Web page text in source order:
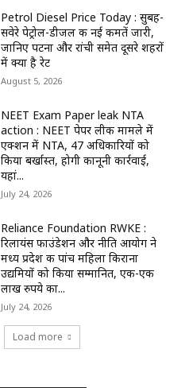
Petrol Diesel Price Today : सुबह-
सवेरे पेट्रोल-डीजल की नई कीमतें जारी,
जानिए पटना और रांची समेत दूसरे शहरों
में क्या है रेट
August 5, 2026
NEET Exam Paper leak NTA
action : NEET पेपर लीक मामले में
एक्शन में NTA, 47 अधिकारियों को
किया बर्खास्त, होगी कानूनी कार्रवाई,
यहां...
July 24, 2026
Reliance Foundation RWKE :
रिलायंस फाउंडेशन और नीति आयोग ने
मध्य प्रदेश की पांच महिला किराना
उद्यमियों को किया सम्मानित, एक-एक
लाख रुपये का...
July 24, 2026
Load more